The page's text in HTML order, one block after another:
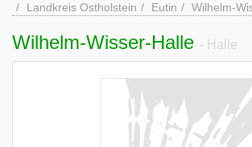
Landkreis Ostholstein
Eutin Wilhelm-
Wilhelm-Wisser-Halle - Halle